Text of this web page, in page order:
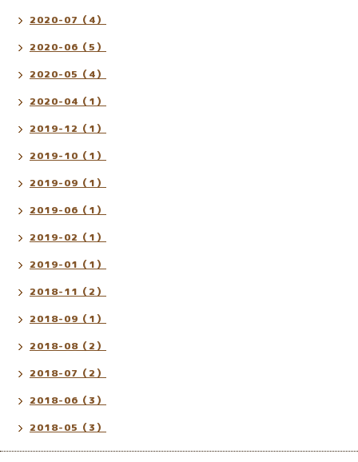
2020-07（4）
2020-06（5）
2020-05（4）
2020-04（1）
2019-12（1）
2019-10（1）
2019-09（1）
2019-06（1）
2019-02（1）
2019-01（1）
2018-11（2）
2018-09（1）
2018-08（2）
2018-07（2）
2018-06（3）
2018-05（3）